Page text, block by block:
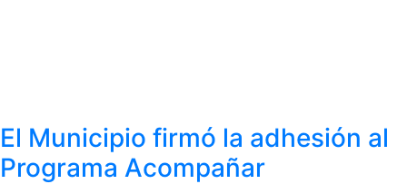
El Municipio firmó la adhesión al
Programa Acompañar